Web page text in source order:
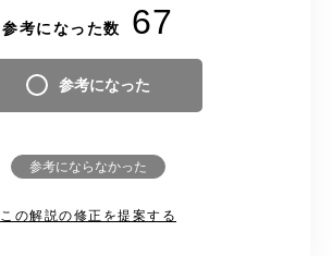
参考になった数 67
参考になった
参考にならなかった
この解説の修正を提案する